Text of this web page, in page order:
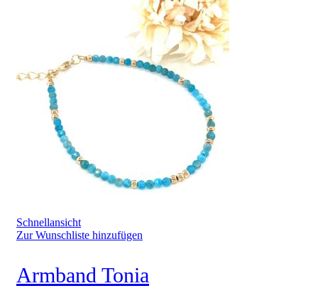
Schnellansicht
Zur Wunschliste hinzufügen
Armband Tonia